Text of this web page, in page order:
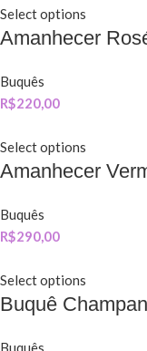
Select options
Amanhecer
Buquês
R$220,00
Select options
Amanhecer
Buquês
R$290,00
Select options
Buquê